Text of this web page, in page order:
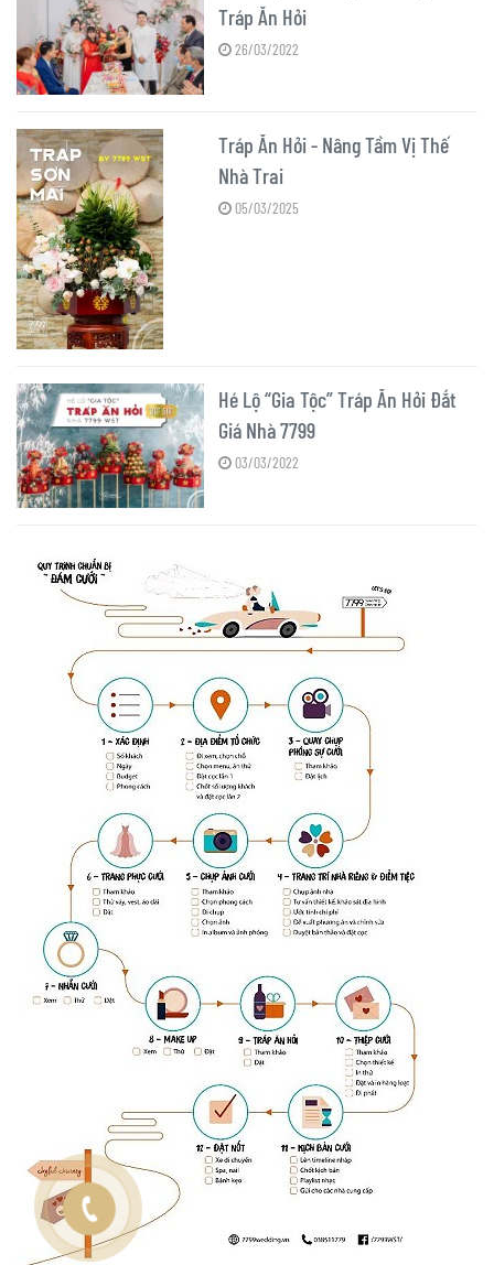
Tráp Ăn Hỏi
26/03/2022
Tráp Ăn Hỏi - Nâng Tầm Vị Thế
Nhà Trai
05/03/2025
Hé Lộ “Gia Tộc” Tráp Ăn Hỏi Đắt
Giá Nhà 7799
03/03/2022